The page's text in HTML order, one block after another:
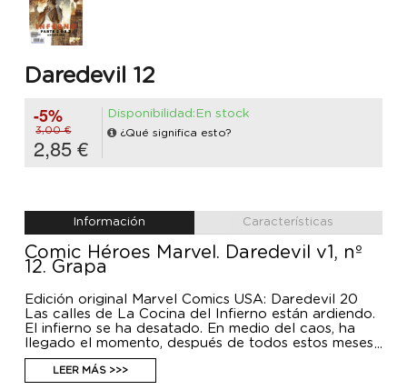
Daredevil 12
-5%
3,00 €
2,85 €
Disponibilidad:En stock
¿Qué significa esto?
Información Características
Comic Héroes Marvel. Daredevil v1, nº
12. Grapa
Edición original Marvel Comics USA: Daredevil 20
Las calles de La Cocina del Infierno están ardiendo.
El infierno se ha desatado. En medio del caos, ha
llegado el momento, después de todos estos meses
de tribulación, de que Matt Murdock descubra el
verdadero significado de lo que es ser Daredevil.
LEER MÁS >>>